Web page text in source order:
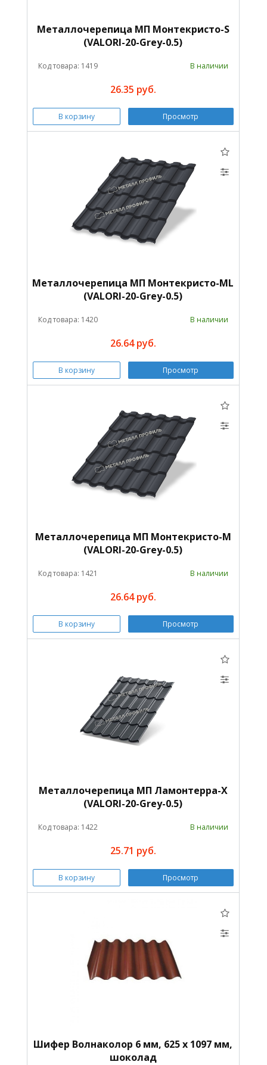
Металлочерепица МП Монтекристо-S
(VALORI-20-Grey-0.5)
Код товара: 1419 В наличии
26.35 руб.
В корзину Просмотр
Металлочерепица МП Монтекристо-ML
(VALORI-20-Grey-0.5)
Код товара: 1420 В наличии
26.64 руб.
В корзину Просмотр
Металлочерепица МП Монтекристо-M
(VALORI-20-Grey-0.5)
Код товара: 1421 В наличии
26.64 руб.
В корзину Просмотр
Металлочерепица МП Ламонтерра-X
(VALORI-20-Grey-0.5)
Код товара: 1422 В наличии
25.71 руб.
В корзину Просмотр
Шифер Волнаколор 6 мм, 625 х 1097 мм,
шоколад